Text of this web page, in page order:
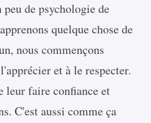
peu de psychologie de
quelque chose de
nous commençons
et à le respecter.
leur faire confiance et
C'est aussi comme ça